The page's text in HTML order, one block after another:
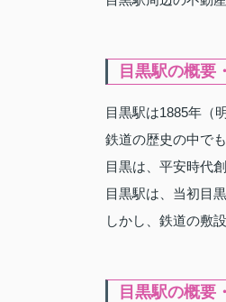
目黒駅の概要
目黒駅は1885年（
鉄道の歴史の中で
目黒は、平安時代
目黒駅は、当初目
しかし、鉄道の敷
目黒駅の概要